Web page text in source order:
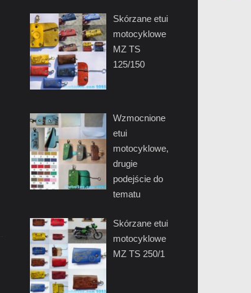
Skórzane etui
motocyklowe
MZ TS
125/150
Wzmocnione
etui
motocyklowe,
drugie
podejście do
tematu
Skórzane etui
motocyklowe
MZ TS 250/1